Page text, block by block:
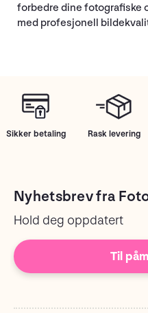
forbedre dine fotografiske
med profesjonell
Sikker betaling Rask levering
Nyhetsbrev fra
Hold deg oppdatert
Til